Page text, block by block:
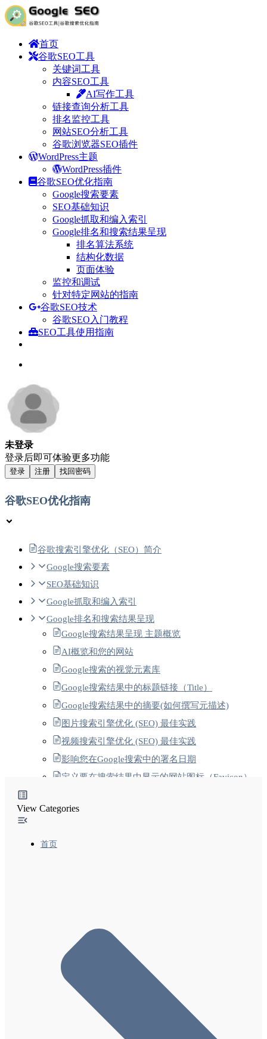
首页
谷歌SEO工具
关键词工具
内容SEO工具
AI写作工具
链接查询分析工具
排名监控工具
网站SEO分析工具
谷歌浏览器SEO插件
WordPress主题
WordPress插件
谷歌SEO优化指南
Google搜索要素
SEO基础知识
Google抓取和编入索引
Google排名和搜索结果呈现
排名算法系统
结构化数据
页面体验
监控和调试
针对特定网站的指南
谷歌SEO技术
谷歌SEO入门教程
SEO工具使用指南
未登录
登录后即可体验更多功能
登录 注册 找回密码
谷歌SEO优化指南
谷歌搜索引擎优化（SEO）简介
Google搜索要素
SEO基础知识
Google抓取和编入索引
Google排名和搜索结果呈现
Google搜索结果呈现 主题概览
AI概览和您的网站
Google搜索的视觉元素库
Google搜索结果中的标题链接（Title）
Google搜索结果中的摘要(如何撰写元描述)
图片搜索引擎优化 (SEO) 最佳实践
视频搜索引擎优化 (SEO) 最佳实践
影响您在Google搜索中的署名日期
定义要在搜索结果中显示的网站图标（Favicon）
经过翻译的功能-2 让广告网络能够使用与翻译相关
实施灵活抽样时需遵循的常规指南
本地功能-1 向Google添加商家详情
本地功能-2 热门地点列表优化
本地功能-3 退出Google Local
Google搜索和您网站上的备注（实验性功能）
“包裹跟踪”功能尝鲜者计划
View Categories
首页